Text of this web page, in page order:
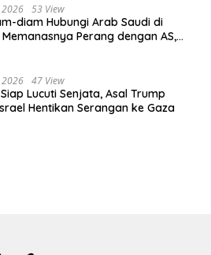
2026 53 View
diam Hubungi Arab Saudi di
Perang dengan AS,
2026 47 View
Lucuti Senjata, Asal Trump
Hentikan Serangan ke Gaza